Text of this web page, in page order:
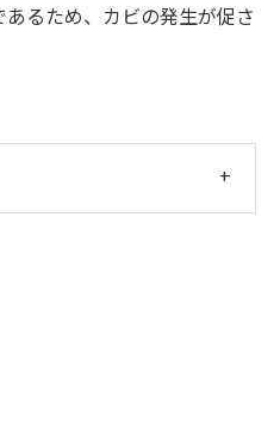
るため、カビの発生が促さ